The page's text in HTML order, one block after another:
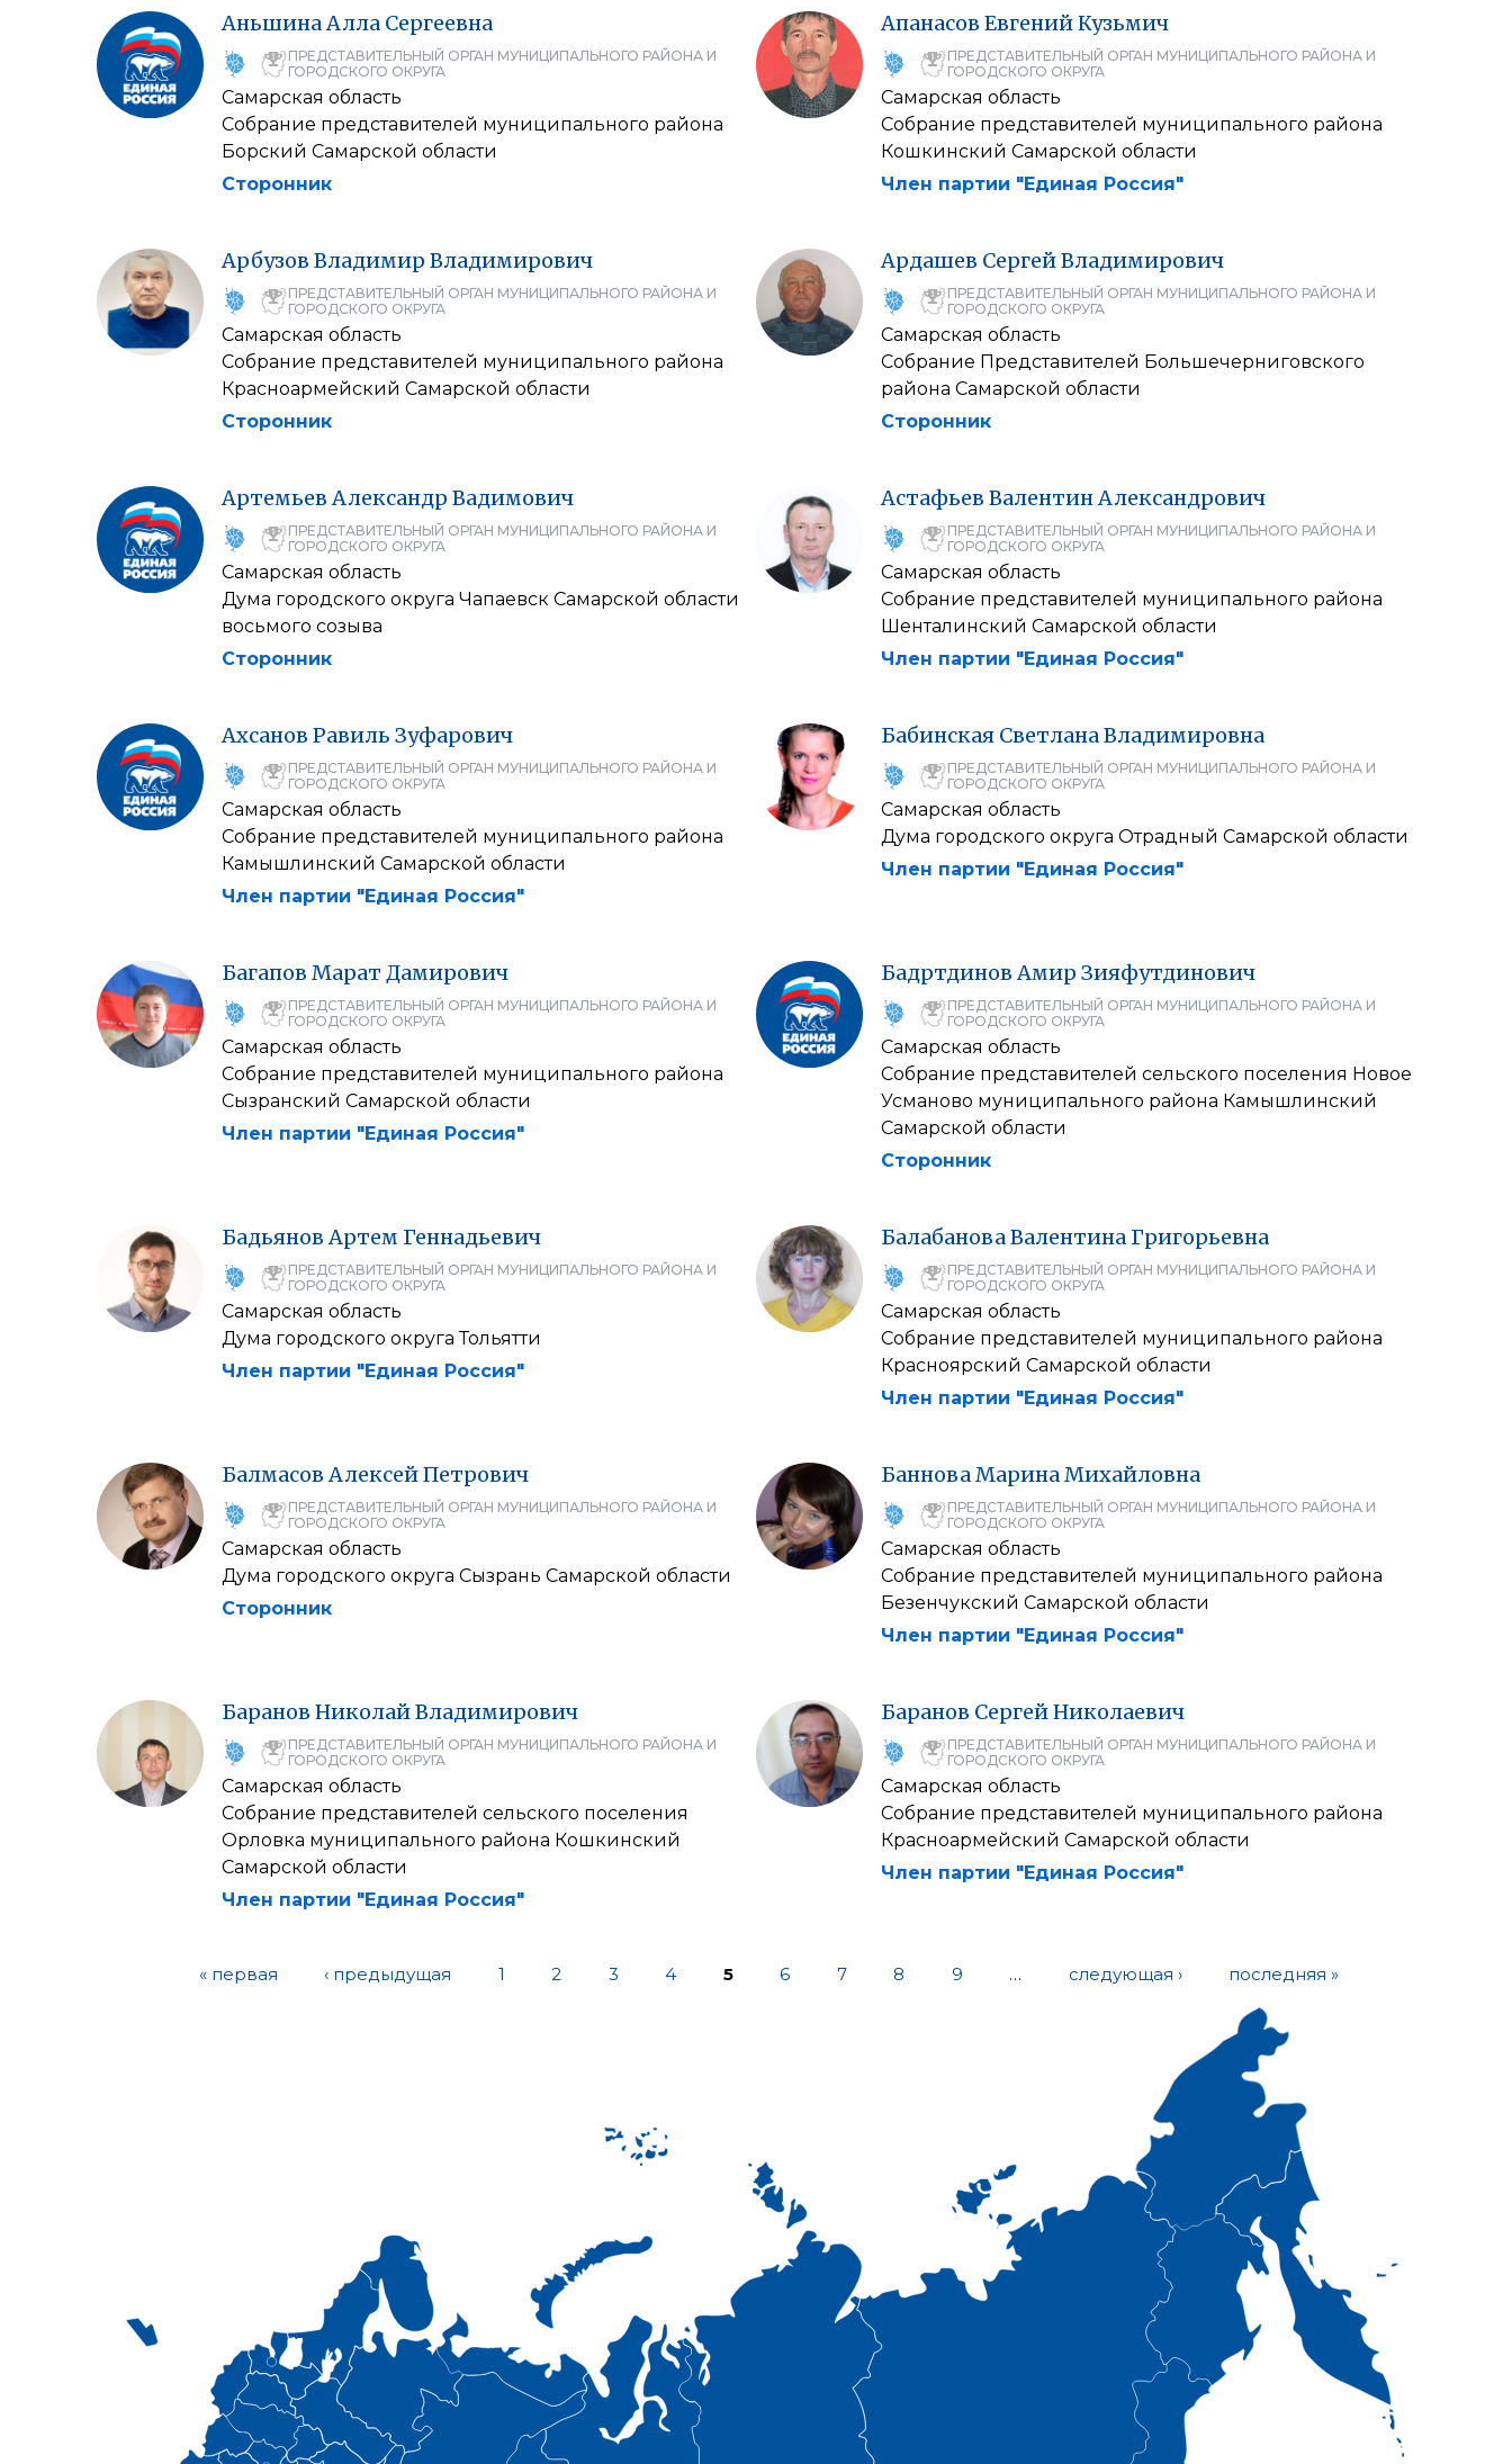
Аньшина Алла Сергеевна
ПРЕДСТАВИТЕЛЬНЫЙ ОРГАН МУНИЦИПАЛЬНОГО РАЙОНА И
ГОРОДСКОГО ОКРУГА
Самарская область
Собрание представителей муниципального района
Борский Самарской области
Сторонник
Апанасов Евгений Кузьмич
ПРЕДСТАВИТЕЛЬНЫЙ ОРГАН МУНИЦИПАЛЬНОГО РАЙОНА И
ГОРОДСКОГО ОКРУГА
Самарская область
Собрание представителей муниципального района
Кошкинский Самарской области
Член партии "Единая Россия"
Арбузов Владимир Владимирович
ПРЕДСТАВИТЕЛЬНЫЙ ОРГАН МУНИЦИПАЛЬНОГО РАЙОНА И
ГОРОДСКОГО ОКРУГА
Самарская область
Собрание представителей муниципального района
Красноармейский Самарской области
Сторонник
Ардашев СергейВладимирович
ПРЕДСТАВИТЕЛЬНЫЙ ОРГАН МУНИЦИПАЛЬНОГО РАЙОНА И
ГОРОДСКОГО ОКРУГА
Самарская область
Собрание Представителей Большечерниговского
района Самарской области
Сторонник
Артемьев Александр Вадимович
ПРЕДСТАВИТЕЛЬНЫЙ ОРГАН МУНИЦИПАЛЬНОГО РАЙОНА И
ГОРОДСКОГО ОКРУГА
Самарская область
Дума городского округа Чапаевск Самарской области
восьмого созыва
Сторонник
Астафьев Валентин Александрович
ПРЕДСТАВИТЕЛЬНЫЙ ОРГАН МУНИЦИПАЛЬНОГО РАЙОНА И
ГОРОДСКОГО ОКРУГА
Самарская область
Собрание представителей муниципального района
Шенталинский Самарской области
Член партии "Единая Россия"
Ахсанов Равиль Зуфарович
ПРЕДСТАВИТЕЛЬНЫЙ ОРГАН МУНИЦИПАЛЬНОГО РАЙОНА И
ГОРОДСКОГО ОКРУГА
Самарская область
Собрание представителей муниципального района
Камышлинский Самарской области
Член партии "Единая Россия"
Бабинская Светлана Владимировна
ПРЕДСТАВИТЕЛЬНЫЙ ОРГАН МУНИЦИПАЛЬНОГО РАЙОНА И
ГОРОДСКОГО ОКРУГА
Самарская область
Дума городского округа Отрадный Самарской области
Член партии "Единая Россия"
Багапов Марат Дамирович
ПРЕДСТАВИТЕЛЬНЫЙ ОРГАН МУНИЦИПАЛЬНОГО РАЙОНА И
ГОРОДСКОГО ОКРУГА
Самарская область
Собрание представителей муниципального района
Сызранский Самарской области
Член партии "Единая Россия"
Бадртдинов Амир Зияфутдинович
ПРЕДСТАВИТЕЛЬНЫЙ ОРГАН МУНИЦИПАЛЬНОГО РАЙОНА И
ГОРОДСКОГО ОКРУГА
Самарская область
Собрание представителей сельского поселения Новое
Усманово муниципального района Камышлинский
Самарской области
Сторонник
Бадьянов Артем Геннадьевич
ПРЕДСТАВИТЕЛЬНЫЙ ОРГАН МУНИЦИПАЛЬНОГО РАЙОНА И
ГОРОДСКОГО ОКРУГА
Самарская область
Дума городского округа Тольятти
Член партии "Единая Россия"
Балабанова Валентина Григорьевна
ПРЕДСТАВИТЕЛЬНЫЙ ОРГАН МУНИЦИПАЛЬНОГО РАЙОНА И
ГОРОДСКОГО ОКРУГА
Самарская область
Собрание представителей муниципального района
Красноярский Самарской области
Член партии "Единая Россия"
Балмасов АлексейПетрович
ПРЕДСТАВИТЕЛЬНЫЙ ОРГАН МУНИЦИПАЛЬНОГО РАЙОНА И
ГОРОДСКОГО ОКРУГА
Самарская область
Дума городского округа Сызрань Самарской области
Сторонник
Баннова Марина Михайловна
ПРЕДСТАВИТЕЛЬНЫЙ ОРГАН МУНИЦИПАЛЬНОГО РАЙОНА И
ГОРОДСКОГО ОКРУГА
Самарская область
Собрание представителей муниципального района
Безенчукский Самарской области
Член партии "Единая Россия"
Баранов НиколайВладимирович
ПРЕДСТАВИТЕЛЬНЫЙ ОРГАН МУНИЦИПАЛЬНОГО РАЙОНА И
ГОРОДСКОГО ОКРУГА
Самарская область
Собрание представителей сельского поселения
Орловка муниципального района Кошкинский
Самарской области
Член партии "Единая Россия"
Баранов СергейНиколаевич
ПРЕДСТАВИТЕЛЬНЫЙ ОРГАН МУНИЦИПАЛЬНОГО РАЙОНА И
ГОРОДСКОГО ОКРУГА
Самарская область
Собрание представителей муниципального района
Красноармейский Самарской области
Член партии "Единая Россия"
« первая ‹ предыдущая 1 2 3 4 5 6 7 8 9 … следующая › последняя »